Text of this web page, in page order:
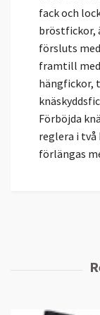
fack och
bröstfickor,
försluts
framtill
hängfickor,
Förböjda
reglera i två
förlängas